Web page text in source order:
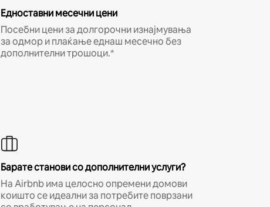
Едноставни месечни цени
Посебни цени за долгорочни изнајмувања
за одмор и плаќање еднаш месечно без
дополнителни трошоци.*
Барате станови со дополнителни услуги?
На Airbnb има целосно опремени домови
коишто се идеални за потребите поврзани